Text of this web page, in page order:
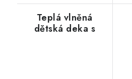
Teplá vlněná
dětská deka s